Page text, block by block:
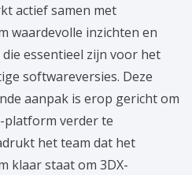
actief samen met
waardevolle inzichten en
essentieel zijn voor het
softwareversies. Deze
aanpak is erop gericht om
platform verder te
het team dat het
klaar staat om 3DX-